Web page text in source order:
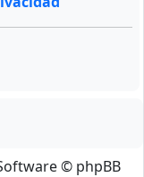
© phpBB